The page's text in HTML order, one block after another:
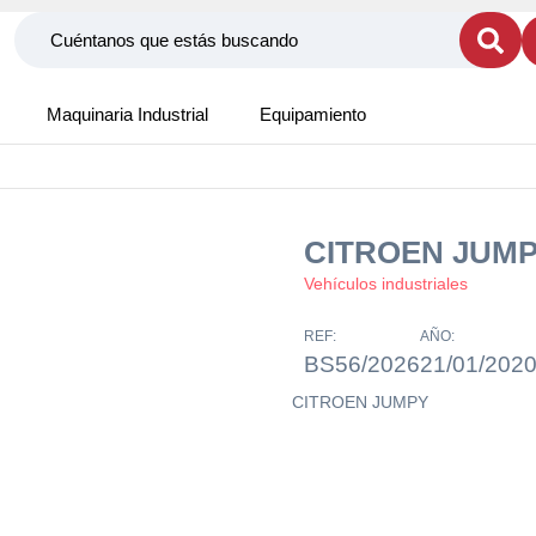
Maquinaria Industrial Equipamiento
CITROEN
Vehículos industriales
REF:
BS56/2026
AÑO:
21/01/2020
CITROEN JUMPY